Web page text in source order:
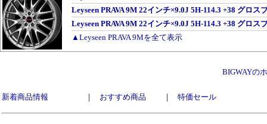
Leyseen PRAVA 9M 22インチ×9.0J 5H-114.3 +38 グロ
Leyseen PRAVA 9M 22インチ×9.0J 5H-114.3 +38 グロ
▲Leyseen PRAVA 9Mを全て表示
BIGWAYの
新着商品情報 ｜ おすすめ商品 ｜ 特価セール